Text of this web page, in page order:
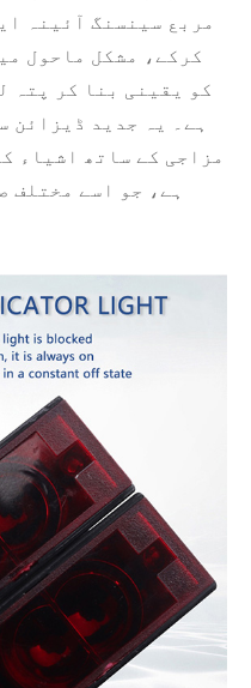
مربع سینسنگ آئینہ
کرکے، مشکل ماحول
کو یقینی بنا کر پتہ
ہے۔ یہ جدید ڈیزائن
مزاجی کے ساتھ اشیاء
ہے، جو اسے مختلف